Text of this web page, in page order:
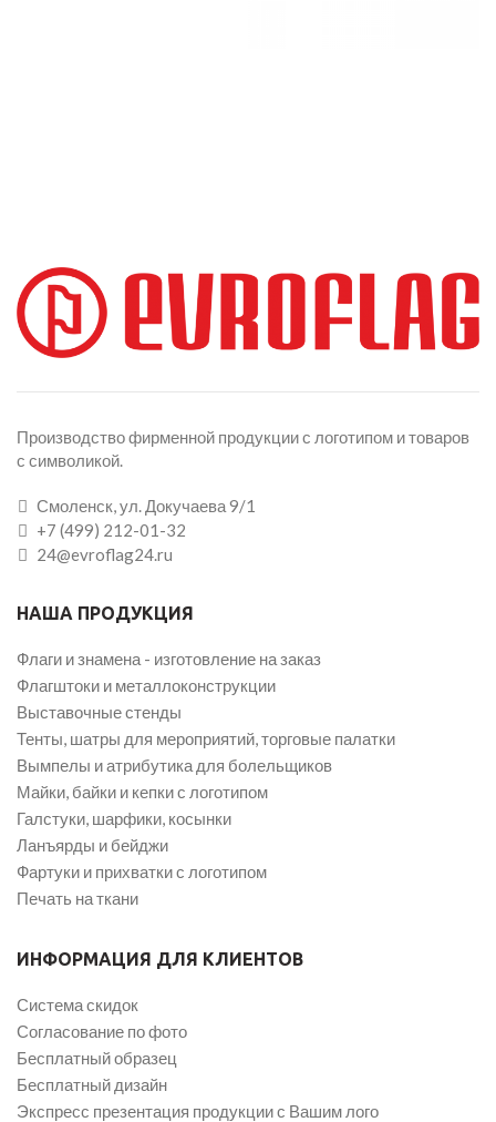
Производство фирменной продукции с логотипом и товаров
с символикой.
Смоленск, ул. Докучаева 9/1
+7 (499) 212-01-32
24@evroflag24.ru
НАША ПРОДУКЦИЯ
Флаги и знамена - изготовление на заказ
Флагштоки и металлоконструкции
Выставочные стенды
Тенты, шатры для мероприятий, торговые палатки
Вымпелы и атрибутика для болельщиков
Майки, байки и кепки с логотипом
Галстуки, шарфики, косынки
Ланъярды и бейджи
Фартуки и прихватки с логотипом
Печать на ткани
ИНФОРМАЦИЯ ДЛЯ КЛИЕНТОВ
Система скидок
Согласование по фото
Бесплатный образец
Бесплатный дизайн
Экспресс презентация продукции с Вашим лого